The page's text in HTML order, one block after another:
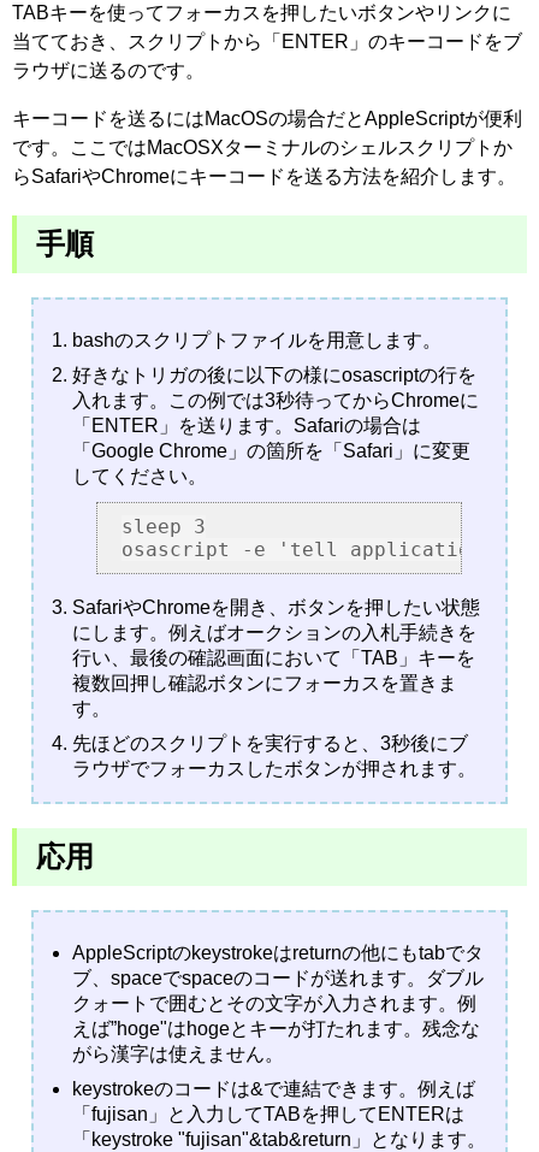
TABキーを使ってフォーカスを押したいボタンやリンクに
当てておき、スクリプトから「ENTER」のキーコードをブ
ラウザに送るのです。
キーコードを送るにはMacOSの場合だとAppleScriptが便利
です。ここではMacOSXターミナルのシェルスクリプトか
らSafariやChromeにキーコードを送る方法を紹介します。
手順
bashのスクリプトファイルを用意します。
好きなトリガの後に以下の様にosascriptの行を
入れます。この例では3秒待ってからChromeに
「ENTER」を送ります。Safariの場合は
「Google Chrome」の箇所を「Safari」に変更
してください。
sleep 3
SafariやChromeを開き、ボタンを押したい状態
にします。例えばオークションの入札手続きを
行い、最後の確認画面において「TAB」キーを
複数回押し確認ボタンにフォーカスを置きま
す。
先ほどのスクリプトを実行すると、3秒後にブ
ラウザでフォーカスしたボタンが押されます。
応用
AppleScriptのkeystrokeはreturnの他にもtabでタ
ブ、spaceでspaceのコードが送れます。ダブル
クォートで囲むとその文字が入力されます。例
えば”hoge"はhogeとキーが打たれます。残念な
がら漢字は使えません。
keystrokeのコードは&で連結できます。例えば
「fujisan」と入力してTABを押してENTERは
「keystroke "fujisan"&tab&return」となります。